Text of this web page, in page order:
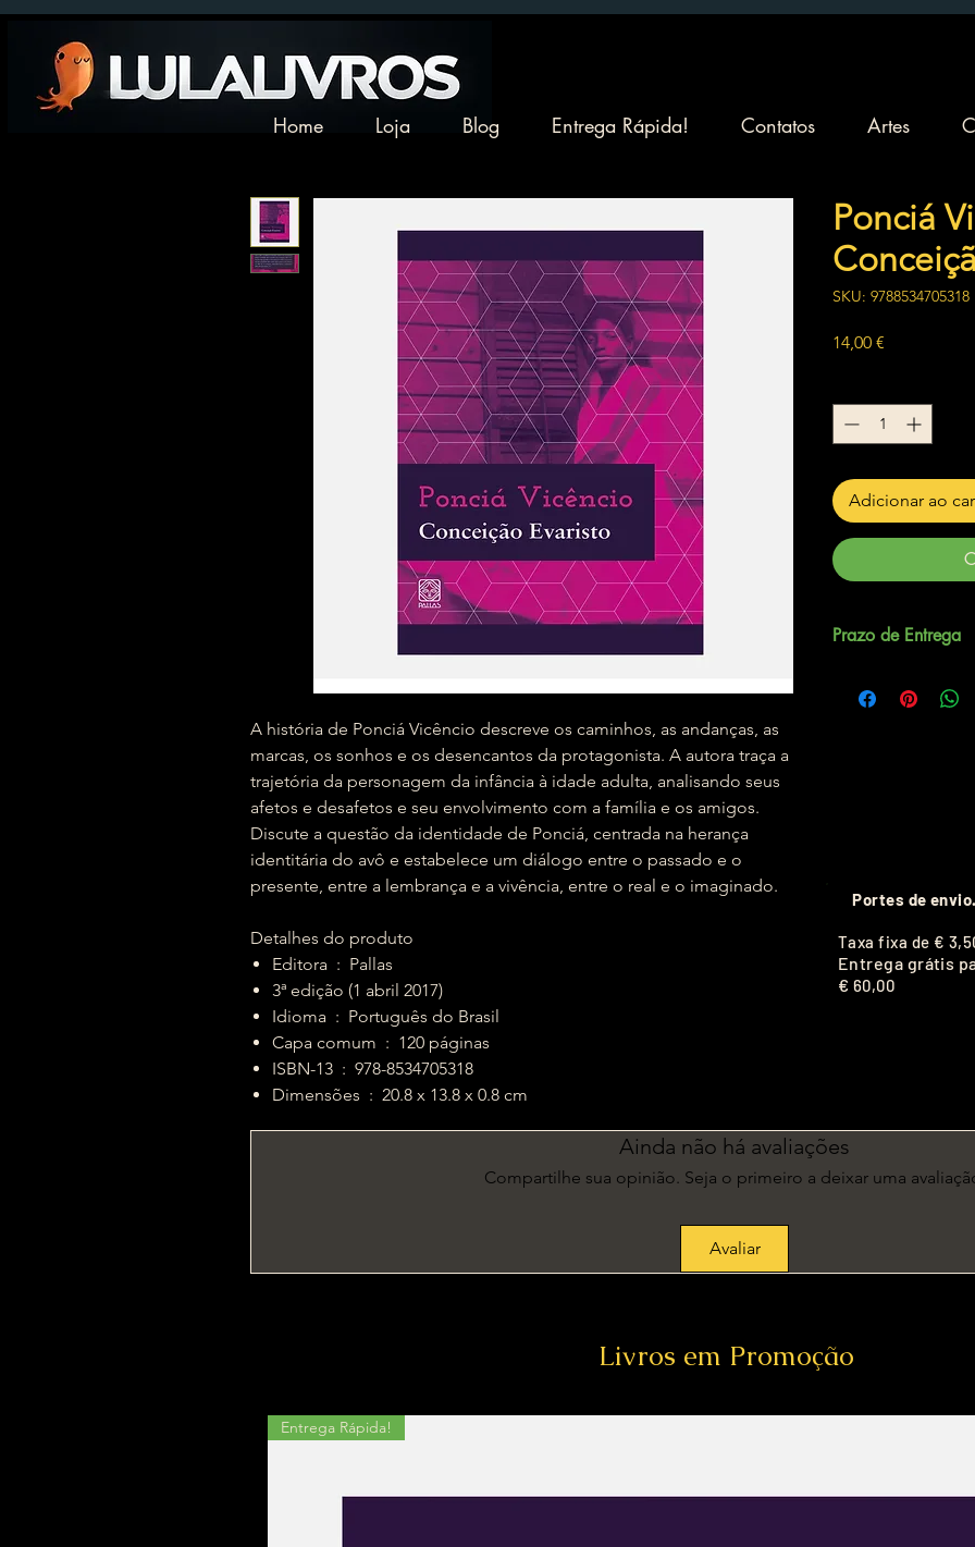
Home Loja Blog Entrega Rápida! Contatos Artes
A história de Ponciá Vicêncio descreve os caminhos, as andanças, as
marcas, os sonhos e os desencantos da protagonista. A autora traça a
trajetória da personagem da infância à idade adulta, analisando seus
afetos e desafetos e seu envolvimento com a família e os amigos.
Discute a questão da identidade de Ponciá, centrada na herança
identitária do avô e estabelece um diálogo entre o passado e o
presente, entre a lembrança e a vivência, entre o real e o imaginado.
Detalhes do produto
Editora ‏ : ‎ Pallas
3ª edição (1 abril 2017)
Idioma ‏ : ‎ Português do Brasil
Capa comum ‏ : ‎ 120 páginas
ISBN-13 ‏ : ‎ 978-8534705318
Dimensões ‏ : ‎ 20.8 x 13.8 x 0.8 cm
Ponciá
SKU: 9788534705318
14,00 €
Adicionar ao
Prazo de Entrega
Ainda não há avaliações
Compartilhe sua opinião. Seja o primeiro a deixar uma
Avaliar
Portes de envio.
Taxa fixa de €
Entrega grátis
€ 60,00
Livros em Promoção
Entrega Rápida!